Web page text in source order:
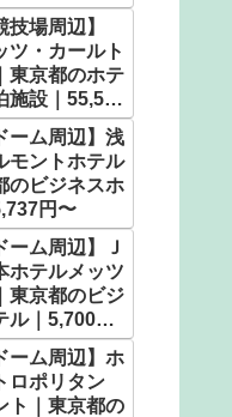
円〜
技場周辺】
ツ・カールト
東京都のホテ
施設｜55,592
ーム周辺】浅
モントホテル
のビジネスホ
円〜
ーム周辺】Ｊ
ホテルメッツ
東京都のビジ
ル｜5,700
ーム周辺】ホ
ロポリタン
ト｜東京都の